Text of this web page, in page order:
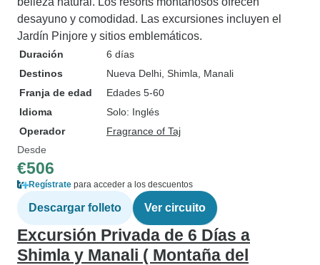
desayuno y comodidad. Las excursiones incluyen el
Jardín Pinjore y sitios emblemáticos.
Duración
6 días
Destinos
Nueva Delhi , Shimla , Manali
Franja de edad
Edades 5-60
Idioma
Solo: Inglés
Operador
Fragrance of Taj
Desde
€506
Regístrate para acceder a los descuentos
Descargar folleto Ver circuito
Excursión Privada de 6 Días a
Shimla y Manali ( Montaña del